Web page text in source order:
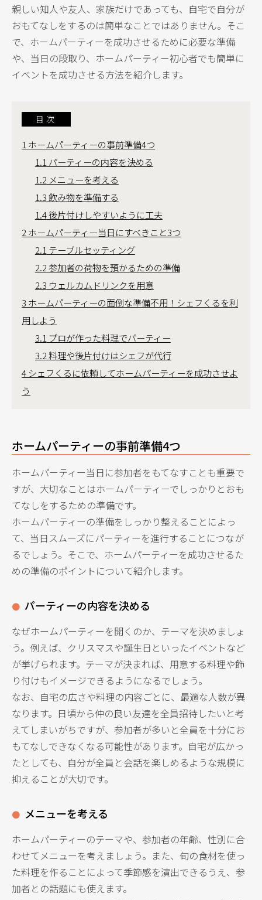
親しい知人や友人、家族だけであっても、自宅で自分が
おもてなしをするのは簡単なことではありません。そこ
で、ホームパーティーを成功させるために必要な準備
や、当日の段取り、ホームパーティー初心者でも簡単に
イベントを成功させる方法を紹介します。
目次
1 ホームパーティーの事前準備4つ
1.1 パーティーの内容を決める
1.2 メニューを考える
1.3飲み物を準備する
1.4後片付けしやすいように工夫
2 ホームパーティー当日にすべきこと3つ
2.1 テーブルセッティング
2.2参加者の荷物を預かるための準備
2.3 ウェルカムドリンクを用意
3 ホームパーティーの面倒な準備不用！シェフくるを利
用しよう
3.1 プロが作った料理でパーティー
3.2料理や後片付けはシェフが代行
4 シェフくるに依頼してホームパーティーを成功させよ
う
ホームパーティーの事前準備4つ
ホームパーティー当日に参加者をもてなすことも重要で
すが、大切なことはホームパーティーでしっかりとおも
てなしをするための準備です。
ホームパーティーの準備をしっかり整えることによっ
て、当日スムーズにパーティーを進行することにつなが
るでしょう。そこで、ホームパーティーを成功させるた
めの準備のポイントについて紹介します。
パーティーの内容を決める
なぜホームパーティーを開くのか、テーマを決めましょ
う。例えば、クリスマスや誕生日といったイベントなど
が挙げられます。テーマが決まれば、用意する料理や飾
り付けもイメージできるようになるでしょう。
なお、自宅の広さや料理の内容ごとに、最適な人数が異
なります。日頃から仲の良い友達を全員招待したいと考
えてしまいがちですが、参加者が多いと全員を十分にお
もてなしできなくなる可能性があります。自宅が広かっ
たとしても、自分が全員と会話を楽しめるような規模に
抑えることが大切です。
メニューを考える
ホームパーティーのテーマや、参加者の年齢、性別に合
わせてメニューを考えましょう。また、旬の食材を使っ
た料理を作ることによって季節感を演出できるうえ、参
加者との話題にも使えます。